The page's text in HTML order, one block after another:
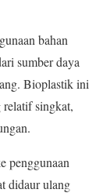
bahan
sumber daya
Bioplastik ini
relatif singkat,
penggunaan
didaur ulang